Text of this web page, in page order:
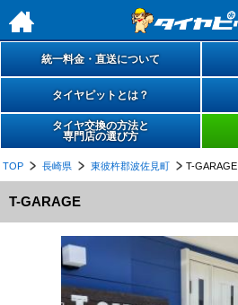
h
統一料金・直送について
タイヤピットとは？
タイヤ交換の方法と
専門店の選び方
TOP 長崎県 東彼杵郡波佐見町 T-GARAGE
T-GARAGE